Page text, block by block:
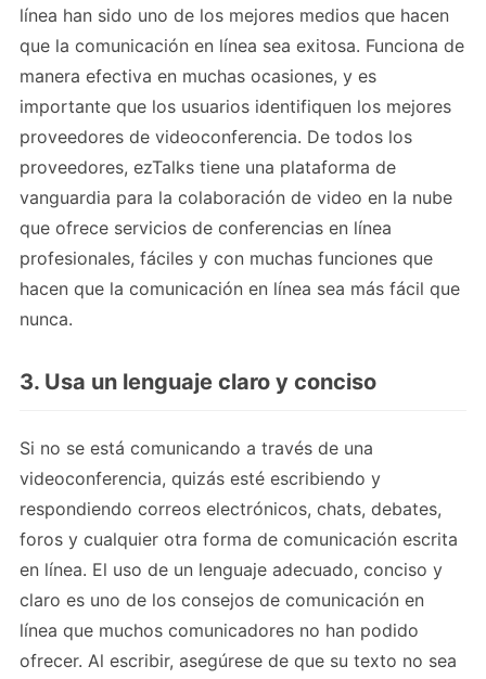
línea han sido uno de los mejores medios que hacen
que la comunicación en línea sea exitosa. Funciona de
manera efectiva en muchas ocasiones, y es
importante que los usuarios identifiquen los mejores
proveedores de videoconferencia. De todos los
proveedores, ezTalks tiene una plataforma de
vanguardia para la colaboración de video en la nube
que ofrece servicios de conferencias en línea
profesionales, fáciles y con muchas funciones que
hacen que la comunicación en línea sea más fácil que
nunca.
3. Usa un lenguaje claro y conciso
Si no se está comunicando a través de una
videoconferencia, quizás esté escribiendo y
respondiendo correos electrónicos, chats, debates,
foros y cualquier otra forma de comunicación escrita
en línea. El uso de un lenguaje adecuado, conciso y
claro es uno de los consejos de comunicación en
línea que muchos comunicadores no han podido
ofrecer. Al escribir, asegúrese de que su texto no sea